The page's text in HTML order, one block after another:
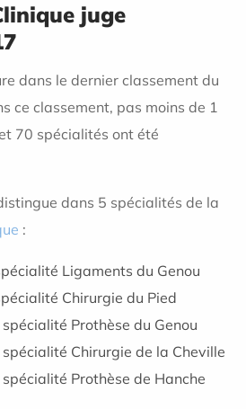
juge
dans le dernier classement du
ce classement, pas moins de 1
70 spécialités ont été
dans 5 spécialités de la
:
Ligaments du Genou
Chirurgie du Pied
Prothèse du Genou
Chirurgie de la Cheville
Prothèse de Hanche